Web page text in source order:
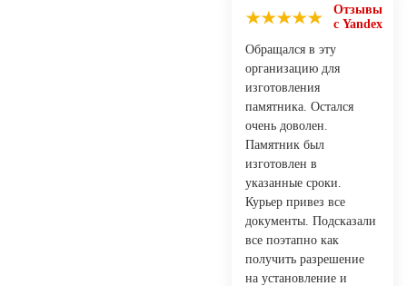
Отзывы
с Yandex
Обращался в эту
организацию для
изготовления
памятника. Остался
очень доволен.
Памятник был
изготовлен в
указанные сроки.
Курьер привез все
документы. Подсказали
все поэтапно как
получить разрешение
на установление и